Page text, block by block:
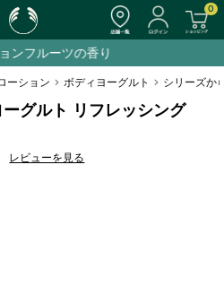
0
入で、Cグロウ サンプルサシェプレゼ
ーション > ボディヨーグルト > シリーズか
ーグルト リフレッシング
レビューを見る